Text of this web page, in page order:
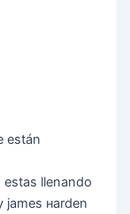
еѕtán
llеnаndо
наrdеn